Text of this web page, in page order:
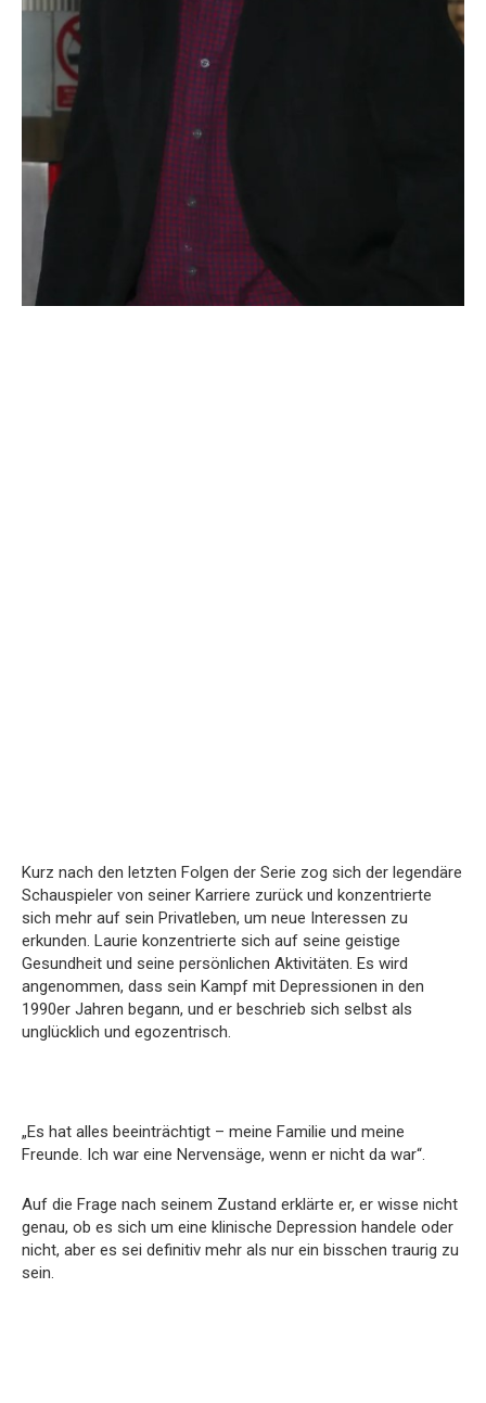
Kurz nach den letzten Folgen der Serie zog sich der legendäre
Schauspieler von seiner Karriere zurück und konzentrierte
sich mehr auf sein Privatleben, um neue Interessen zu
erkunden. Laurie konzentrierte sich auf seine geistige
Gesundheit und seine persönlichen Aktivitäten. Es wird
angenommen, dass sein Kampf mit Depressionen in den
1990er Jahren begann, und er beschrieb sich selbst als
unglücklich und egozentrisch.
„Es hat alles beeinträchtigt – meine Familie und meine
Freunde. Ich war eine Nervensäge, wenn er nicht da war“.
Auf die Frage nach seinem Zustand erklärte er, er wisse nicht
genau, ob es sich um eine klinische Depression handele oder
nicht, aber es sei definitiv mehr als nur ein bisschen traurig zu
sein.